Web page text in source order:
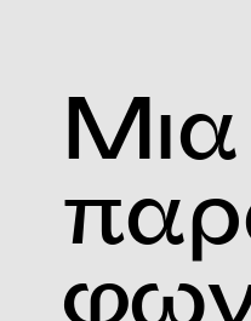
Μια